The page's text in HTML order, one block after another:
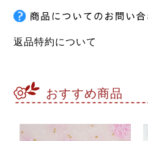
返品特約について
おすすめ商品